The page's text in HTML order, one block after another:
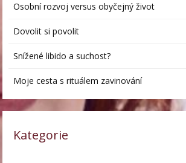
Osobní rozvoj versus obyčejný život
Dovolit si povolit
Snížené libido a suchost?
Moje cesta s rituálem zavinování
Kategorie